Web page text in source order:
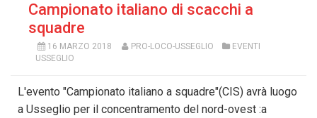
Campionato italiano di scacchi a
squadre
16 MARZO 2018 PRO-LOCO-USSEGLIO
EVENTI
USSEGLIO
L'evento "Campionato italiano a squadre"(CIS) avrà luogo
a Usseglio per il concentramento del nord-ovest :a